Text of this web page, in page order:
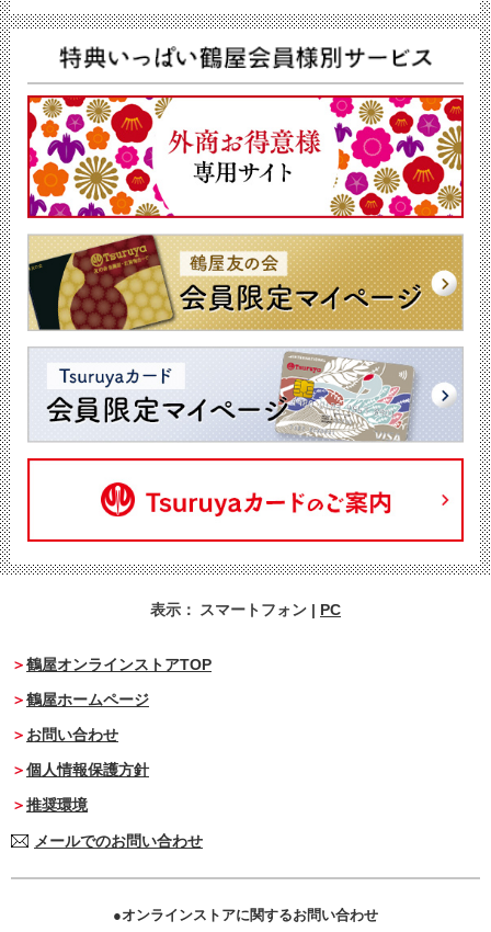
表示： スマートフォン | PC
鶴屋オンラインストアTOP
鶴屋ホームページ
お問い合わせ
個人情報保護方針
推奨環境
メールでのお問い合わせ
オンラインストアに関するお問い合わせ